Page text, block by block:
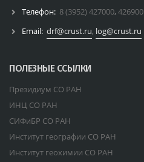
Телефон: 8 (3952) 427000, 426900
Email: drf@crust.ru, log@crust.ru
ПОЛЕЗНЫЕ ССЫЛКИ
Президиум СО РАН
ИНЦ СО РАН
СИФиБР СО РАН
Институт географии СО РАН
Институт геохимии СО РАН